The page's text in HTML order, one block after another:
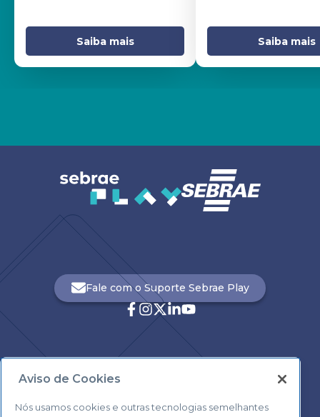
Saiba mais Saiba mais
0800 570 0800
Fale com o Suporte Sebrae Play
Aviso de Cookies
Nós usamos cookies e outras tecnologias semelhantes